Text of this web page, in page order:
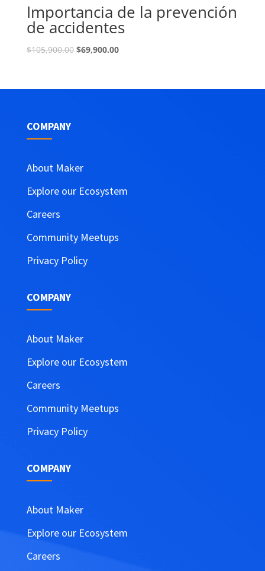
Importancia de la prevención
de accidentes
$105,900.00 El
era:
$69,900.00El
es:
COMPANY
About Maker
Explore our Ecosystem
Careers
Community Meetups
Privacy Policy
COMPANY
About Maker
Explore our Ecosystem
Careers
Community Meetups
Privacy Policy
COMPANY
About Maker
Explore our Ecosystem
Careers